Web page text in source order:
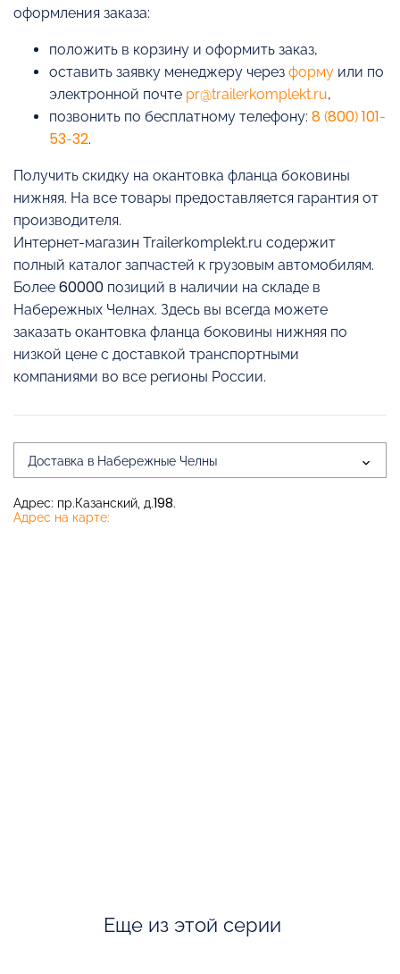
оформления заказа:
положить в корзину и оформить заказ,
оставить заявку менеджеру через форму или по
электронной почте pr@trailerkomplekt.ru,
позвонить по бесплатному телефону: 8 (800) 101-
53-32.
Получить скидку на окантовка фланца боковины
нижняя. На все товары предоставляется гарантия от
производителя.
Интернет-магазин Trailerkomplekt.ru содержит
полный каталог запчастей к грузовым автомобилям.
Более 60000 позиций в наличии на складе в
Набережных Челнах. Здесь вы всегда можете
заказать окантовка фланца боковины нижняя по
низкой цене с доставкой транспортными
компаниями во все регионы России.
Доставка в Набережные Челны
Адрес: пр.Казанский, д.198.
Адрес на карте:
Еще из этой серии